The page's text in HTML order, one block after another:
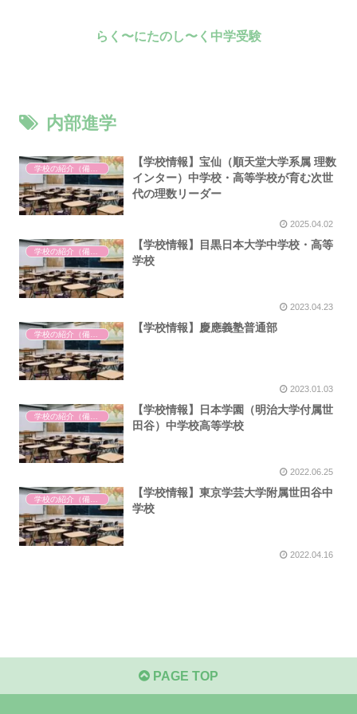
らく〜にたのし〜く中学受験
内部進学
【学校情報】宝仙（順天堂大学系属 理数
インター）中学校・高等学校が育む次世
代の理数リーダー
2025.04.02
【学校情報】目黒日本大学中学校・高等
学校
2023.04.23
【学校情報】慶應義塾普通部
2023.01.03
学校の紹介（備忘録）
【学校情報】日本学園（明治大学付属世
田谷）中学校高等学校
2022.06.25
【学校情報】東京学芸大学附属世田谷中
学校
2022.04.16
PAGE TOP